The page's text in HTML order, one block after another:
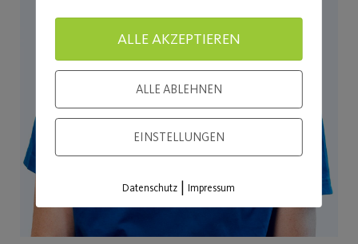
ALLE AKZEPTIEREN
ALLE ABLEHNEN
EINSTELLUNGEN
Datenschutz |Impressum